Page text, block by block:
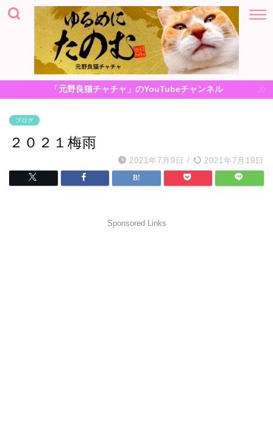
「元野良猫チャチャ」のYouTubeチャンネル
ブログ
２０２１梅雨
2021年7月9日 / 2021年7月19日
Sponsored Links